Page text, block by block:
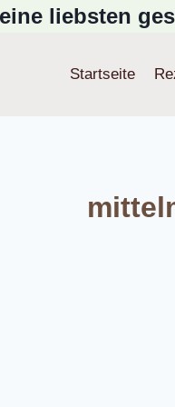
liebsten
Startseite